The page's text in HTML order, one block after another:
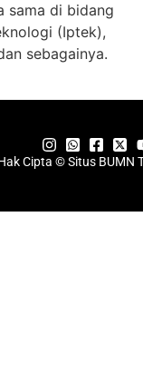
sama di bidang
(Iptek),
sebagainya.
Cipta © Situs BUMN